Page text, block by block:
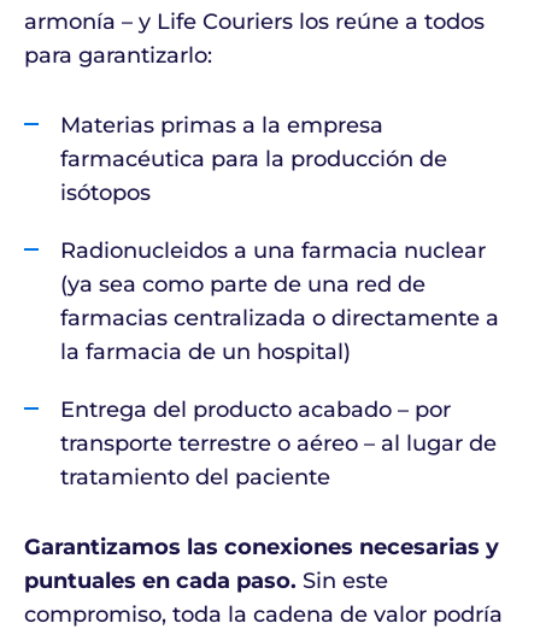
armonía – y Life Couriers los reúne a todos
para garantizarlo:
Materias primas a la empresa
farmacéutica para la producción de
isótopos
Radionucleidos a una farmacia nuclear
(ya sea como parte de una red de
farmacias centralizada o directamente a
la farmacia de un hospital)
Entrega del producto acabado – por
transporte terrestre o aéreo – al lugar de
tratamiento del paciente
Garantizamos las conexiones necesarias y
puntuales en cada paso. Sin este
compromiso, toda la cadena de valor podría